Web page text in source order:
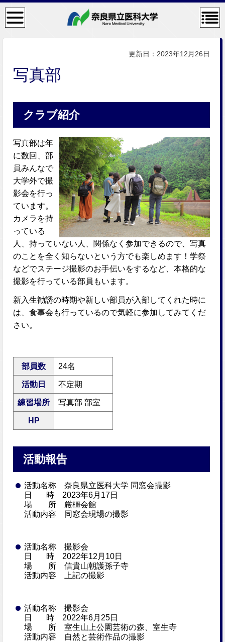
検
索・
メニ
コン
テン
ニュ
ー
更新日：2023年12月26日
写真部
クラブ紹介
写真部は年
に数回、部
員みんなで
大学外で撮
影会を行っ
ています。
カメラを持
っている
人、持っていない人、関係なく参加できるので、写真
のことを全く知らないという方でも楽しめます！学祭
などでステージ撮影のお手伝いをするなど、本格的な
撮影を行っている部員もいます。
新入生勧誘の時期や新しい部員が入部してくれた時に
は、食事会も行っているので気軽に参加してみてくだ
さい。
部員数 24名
活動日 不定期
練習場所 写真部 部室
HP
活動報告
活動名称 奈良県立医科大学 同窓会撮影
日 時 2023年6月17日
場 所 厳橿会館
活動内容 同窓会現場の撮影
活動名称 撮影会
日 時 2022年12月10日
場 所 信貴山朝護孫子寺
活動内容 上記の撮影
活動名称 撮影会
日 時 2022年6月25日
場 所 室生山上公園芸術の森、室生寺
活動内容 自然と芸術作品の撮影